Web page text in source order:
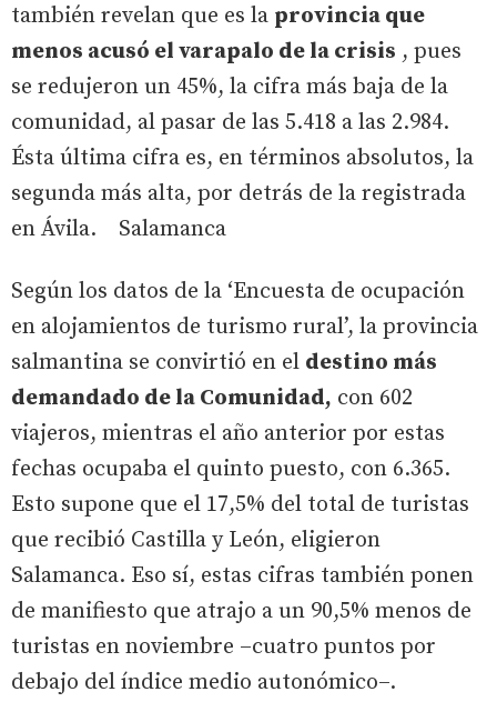
también revelan que es la provincia que
menos acusó el varapalo de la crisis , pues
se redujeron un 45%, la cifra más baja de la
comunidad, al pasar de las 5.418 a las 2.984.
Ésta última cifra es, en términos absolutos, la
segunda más alta, por detrás de la registrada
en Ávila. Salamanca
Según los datos de la ‘Encuesta de ocupación
en alojamientos de turismo rural’, la provincia
salmantina se convirtió en el destino más
demandado de la Comunidad, con 602
viajeros, mientras el año anterior por estas
fechas ocupaba el quinto puesto, con 6.365.
Esto supone que el 17,5% del total de turistas
que recibió Castilla y León, eligieron
Salamanca. Eso sí, estas cifras también ponen
de manifiesto que atrajo a un 90,5% menos de
turistas en noviembre –cuatro puntos por
debajo del índice medio autonómico–.